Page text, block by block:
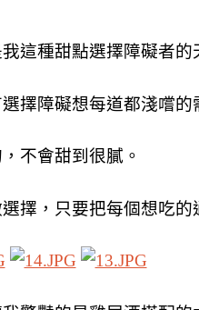
這種甜點選擇障礙者的
擇障礙想每道都淺嚐的
不會甜到很膩。
擇，只要把每個想吃